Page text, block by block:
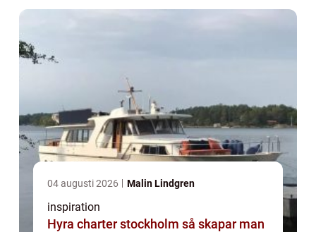
04 augusti 2026 Malin Lindgren
inspiration
Hyra charter stockholm så skapar man